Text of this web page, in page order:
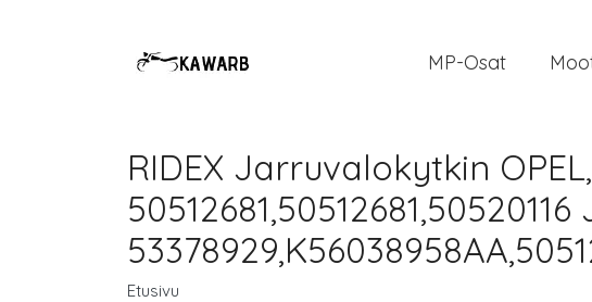
MP-Osat
RIDEX Jarruvalokytkin
Etusivu